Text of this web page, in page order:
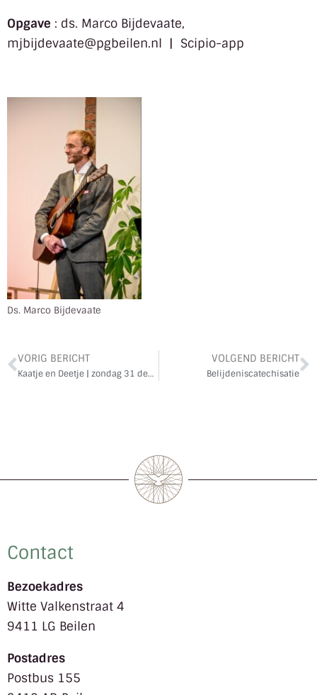
Opgave : ds. Marco Bijdevaate,
mjbijdevaate@pgbeilen.nl | Scipio-app
Ds. Marco Bijdevaate
VORIG BERICHT
Kaatje en Deetje | zondag 31 december
VOLGEND BERICHT
Belijdeniscatechisatie
Contact
Bezoekadres
Witte Valkenstraat 4
9411 LG Beilen
Postadres
Postbus 155